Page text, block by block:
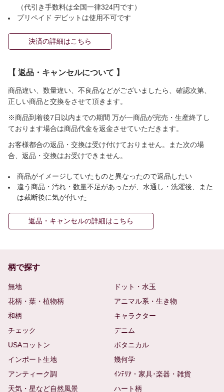
（代引き手数料は全国一律324円です）
プリペイド デビットは使用不可です
決済の詳細はこちら
【 返品・キャンセルについて 】
商品違い、数量違い、不良品などがございましたら、確認次第、
正しい商品と交換をさせて頂きます。
※商品到着後7日以内までの期間 万が一商品が完売・生産終了し
ております場合は商品代金を返金させていただきます。
お客様都合の返品・交換は受け付けておりません。また次の場
合、返品・交換はお受けできません。
商品がイメージしていたものと異なったので返品したい
違う商品・汚れ・数量不足があったが、水通し・洗濯後、また
は裁断後に気が付いた
返品・キャンセルの詳細はこちら
柄で探す
無地
ドット・水玉
花柄・葉・植物柄
アニマル系・生き物
和柄
キャラクター
チェック
デニム
USAコットン
ボタニカル
インポート生地
幾何学
アンティーク調
ｲﾝﾃﾘｱ・家具･楽器・雑貨
天気・星など自然風景
ハート柄